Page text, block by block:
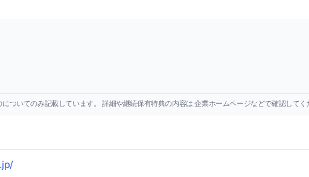
ついてのみ記載しています。 詳細や継続保有特典の内容は 企業ホームページなどで確認してく